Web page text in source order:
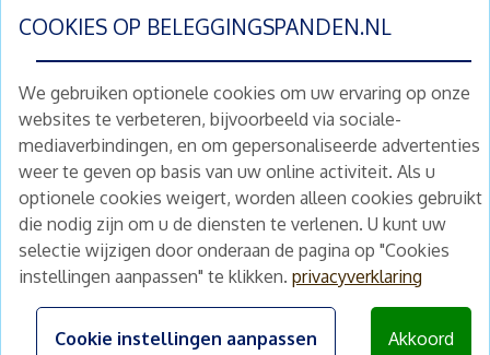
COOKIES OP BELEGGINGSPANDEN.NL
We gebruiken optionele cookies om uw ervaring op onze
websites te verbeteren, bijvoorbeeld via sociale-
mediaverbindingen, en om gepersonaliseerde advertenties
weer te geven op basis van uw online activiteit. Als u
optionele cookies weigert, worden alleen cookies gebruikt
die nodig zijn om u de diensten te verlenen. U kunt uw
selectie wijzigen door onderaan de pagina op "Cookies
instellingen aanpassen" te klikken. privacyverklaring
Cookie instellingen aanpassen Akkoord
Schrijf je nu in en ontvang wekelijks ons
nieuwe aanbod vastgoedbeleggingen.
Nieuwsbrief Abonneren
Home
Te koop
Nieuws
Schimmelstraat 5H
1053 TA Amsterdam
+31 (0) 30 225 31 12